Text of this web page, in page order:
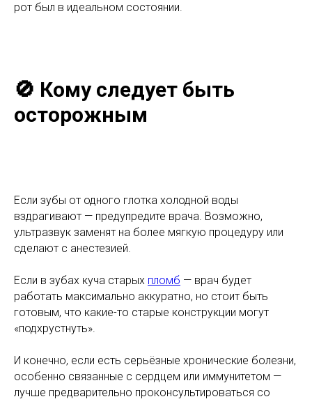
рот был в идеальном состоянии.
🚫 Кому следует быть
осторожным
Если зубы от одного глотка холодной воды
вздрагивают — предупредите врача. Возможно,
ультразвук заменят на более мягкую процедуру или
сделают с анестезией.
Если в зубах куча старых пломб — врач будет
работать максимально аккуратно, но стоит быть
готовым, что какие-то старые конструкции могут
«подхрустнуть».
И конечно, если есть серьёзные хронические болезни,
особенно связанные с сердцем или иммунитетом —
лучше предварительно проконсультироваться со